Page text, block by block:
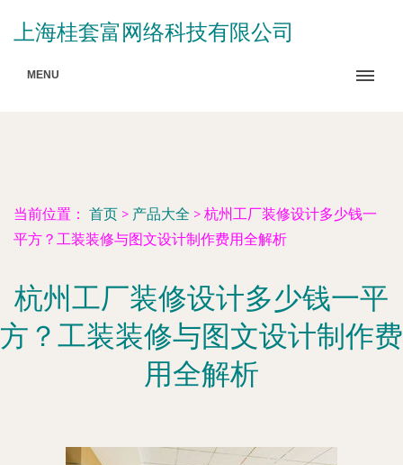
上海桂套富网络科技有限公司
MENU
当前位置： 首页 > 产品大全 > 杭州工厂装修设计多少钱一
平方？工装装修与图文设计制作费用全解析
杭州工厂装修设计多少钱一平
方？工装装修与图文设计制作费
用全解析